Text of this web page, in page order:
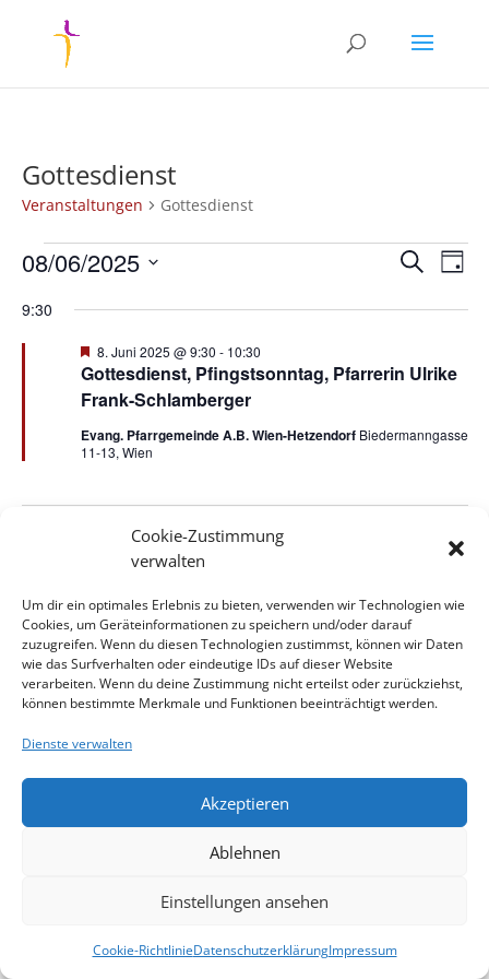
Cookie-Zustimmung
verwalten
Um dir ein optimales Erlebnis zu bieten, verwenden wir Technologien wie
Cookies, um Geräteinformationen zu speichern und/oder darauf
zuzugreifen. Wenn du diesen Technologien zustimmst, können wir Daten
wie das Surfverhalten oder eindeutige IDs auf dieser Website
verarbeiten. Wenn du deine Zustimmung nicht erteilst oder zurückziehst,
können bestimmte Merkmale und Funktionen beeinträchtigt werden.
Dienste verwalten
Akzeptieren
Ablehnen
Einstellungen ansehen
Cookie-RichtlinieDatenschutzerklärungImpressum
Gottesdienst
Veranstaltungen Gottesdienst
Veranstaltungen
für
8.
Juni
2025
und
SucheTag
08/06/2025
wählen.
9:30
Gottesdienst, Pfingstsonntag, Pfarrerin Ulrike
Frank-Schlamberger
Hervorgehoben
8. Juni 2025 @ 9:30 - 10:30
Evang. Pfarrgemeinde A.B. Wien-Hetzendorf Biedermanngasse
11-13, Wien
Nächster Tag
Kalender abonnieren
Cookie-Richtlinie
Haftungsausschluss
website designed by ing. herwig röthy